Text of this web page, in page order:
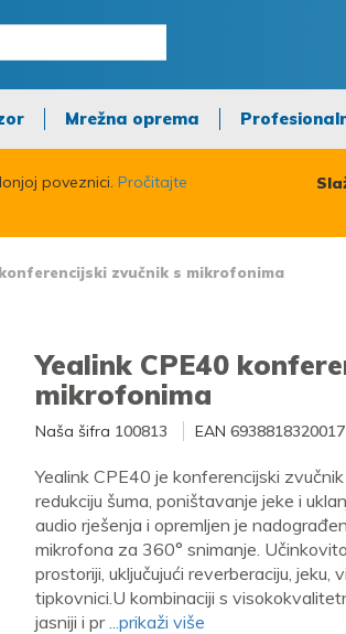
Mrežna oprema
poveznici. Pročitajte
konferencijski zvučnik s mikrofonima
Yealink CPE40
mikrofonima
Naša šifra 100813 EAN 6938818320017
Yealink CPE40 je konferencijski
redukciju šuma, poništavanje jeke i
audio rješenja i opremljen je
mikrofona za 360° snimanje.
prostoriji, uključujući reverberaciju, jeku,
tipkovnici.U kombinaciji s
jasniji i pr ...prikaži više